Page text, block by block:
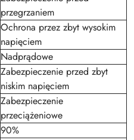
przegrzaniem
Ochrona przez zbyt wysokim
napięciem
Nadprądowe
Zabezpieczenie przed zbyt
niskim napięciem
Zabezpieczenie
przeciążeniowe
90%